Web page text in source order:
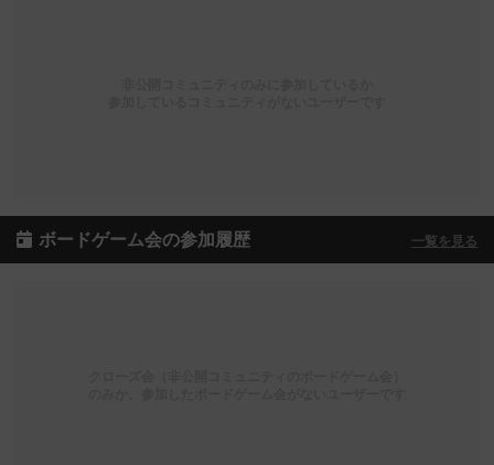
ボードゲーム会の参加履歴 一覧を見る